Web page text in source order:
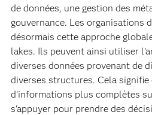
de données, une gestion des
gouvernance. Les organisations
désormais cette approche
lakes. Ils peuvent ainsi utiliser
diverses données provenant de
diverses structures. Cela
d'informations plus complètes
s'appuyer pour prendre des